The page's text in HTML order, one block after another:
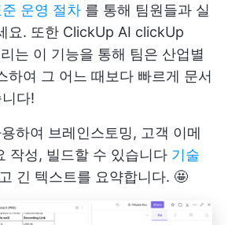
준 운영 절차 를 통해 팀원들과 실
요. 또한 ClickUp AI clickUp
는 이 기능을 통해 팀은 산업별
하여 그 어느 때보다 빠르게 문서
다!
하여 브레인스토밍, 고객 이메
작성, 빌드할 수 있습니다 기술
긴 텍스트를 요약합니다. 🤩